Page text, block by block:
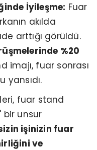
İyileşme: Fuar
akılda
arttığı görüldü.
%20
imajı, fuar sonrası
yansıdı.​​​​​​​
fuar stand
bir unsur
işinizin fuar
ve